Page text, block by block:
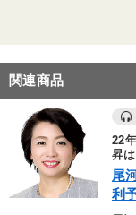
関連商品
22
昇は
尾
利